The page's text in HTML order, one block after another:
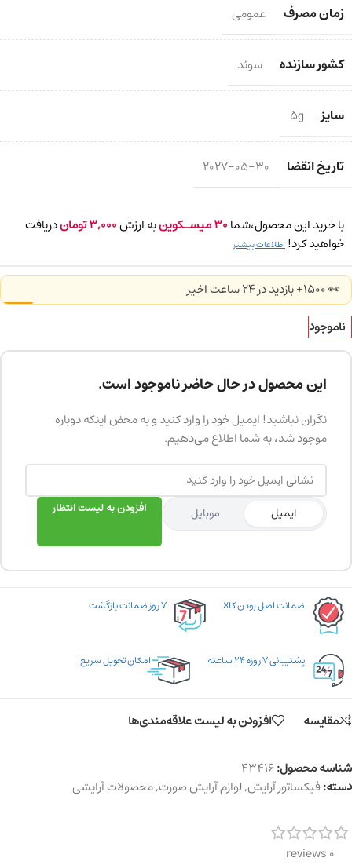
زمان مصرف عمومی
کشور سازنده سوئد
سایز 5g
تاریخ انقضا 2027-05-30
با خرید این محصول،شما30میسـکوینبه ارزش3,000توماندریافت
خواهید کرد! اطلاعات بیشتر
👀 1500+ بازدید در ۲۴ ساعت اخیر
ناموجود
این محصول در حال حاضر ناموجود است.
نگران نباشید! ایمیل خود را وارد کنید و به محض اینکه دوباره
موجود شد، به شما اطلاع می‌دهیم.
ایمیل موبایل افزودن به لیست انتظار
ضمانت اصل بودن کالا ۷ روز ضمانت بازگشت
پشتیبانی ۷ روزه ۲۴ ساعته امکان تحویل سریع
مقایسه افزودن به لیست علاقه‌مندی‌ها
شناسه محصول:43416
دسته:فیکساتور آرایش,لوازم آرایش صورت,محصولات آرایشی
0 reviews